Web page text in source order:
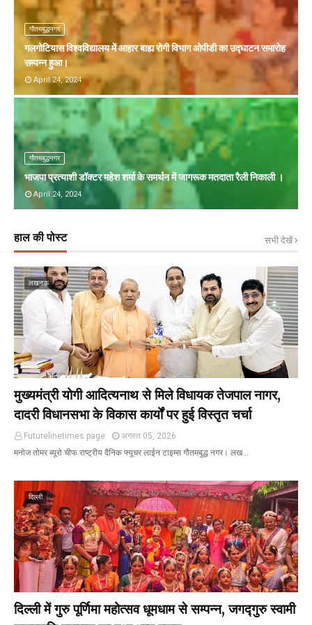
गौतमबुद्धनगर
गलगोटियास विश्वविद्यालय में आहार बाह्य रोगी विभाग ओपीडी का उद्घाटन समारोह
सम्पन्न हुआ।
April 24, 2024
गौतमबुद्धनगर
भाजपा प्रत्याशी डॉक्टर महेश शर्मा के समर्थन में जागरूक मतदाता रैली निकाली ।
April 24, 2024
हाल की पोस्ट सभी देखें
लखनऊ
मुख्यमंत्री योगी आदित्यनाथ से मिले विधायक तेजपाल नागर,
दादरी विधानसभा के विकास कार्यों पर हुई विस्तृत चर्चा
Futurelinetimes.page
अगस्त 05, 2026
मनोज तोमर ब्यूरो चीफ राष्ट्रीय दैनिक फ्यूचर लाईन टाइम्स गौतमबुद्ध नगर। लख…
दिल्ली
दिल्ली में गुरु पूर्णिमा महोत्सव धूमधाम से सम्पन्न, जगद्गुरु स्वामी